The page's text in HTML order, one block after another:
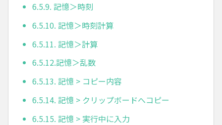
6.5.9. 記憶＞時刻
6.5.10. 記憶＞時刻計算
6.5.11. 記憶＞計算
6.5.12.記憶＞乱数
6.5.13. 記憶 > コピー内容
6.5.14. 記憶 > クリップボードへコピー
6.5.15. 記憶 > 実行中に入力